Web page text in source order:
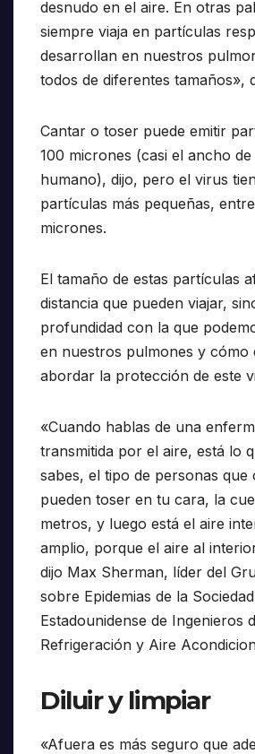
desnudo en el aire. En otras
siempre viaja en partículas
desarrollan en nuestros
todos de diferentes tamaños»,
Cantar o toser puede emitir
100 micrones (casi el ancho
humano), dijo, pero el virus
partículas más pequeñas,
micrones.
El tamaño de estas partículas
distancia que pueden viajar,
profundidad con la que
en nuestros pulmones y cómo
abordar la protección de este
«Cuando hablas de una
transmitida por el aire, está lo
sabes, el tipo de personas que
pueden toser en tu cara, la
metros, y luego está el aire
amplio, porque el aire al
dijo Max Sherman, líder del
sobre Epidemias de la Sociedad
Estadounidense de Ingenieros
Refrigeración y Aire
Diluir y limpiar
«Afuera es más seguro que